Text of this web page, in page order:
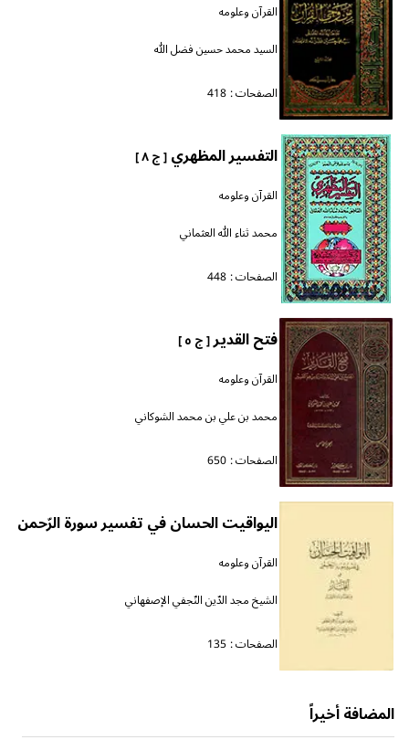
القرآن وعلومه
السيد محمد حسين فضل الله
الصفحات : 418
التفسير المظهري[ ج ٨ ]
القرآن وعلومه
محمد ثناء الله العثماني
الصفحات : 448
فتح القدير[ ج ٥ ]
القرآن وعلومه
محمد بن علي بن محمد الشوكاني
الصفحات : 650
اليواقيت الحسان في تفسير سورة الرّحمن
القرآن وعلومه
الشيخ مجد الدّين النّجفي الإصفهاني
الصفحات : 135
المضافة أخيراً